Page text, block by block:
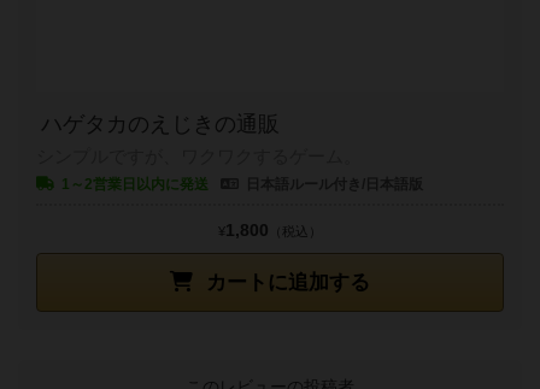
ハゲタカのえじきの通販
1～2営業日以内に発送
カートに追加する
¥1,800 （税込）